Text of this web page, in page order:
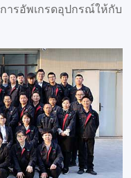
รอัพเกรดอุปกรณ์ให้กับ